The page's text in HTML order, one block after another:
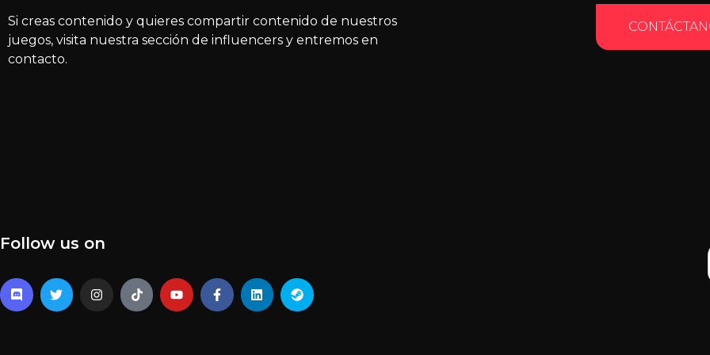
Si creas contenido y quieres compartir contenido de nuestros
juegos, visita nuestra sección de influencers y entremos en
contacto.
Follow us on